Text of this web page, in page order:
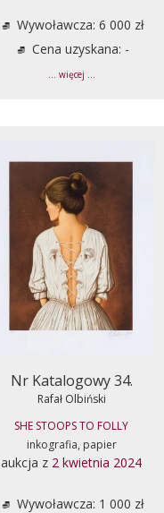
Wywoławcza: 6 000 zł
Cena uzyskana: -
... więcej ...
Nr Katalogowy 34.
Rafał Olbiński
SHE STOOPS TO FOLLY
inkografia, papier
aukcja z 2 kwietnia 2024
Wywoławcza: 1 000 zł